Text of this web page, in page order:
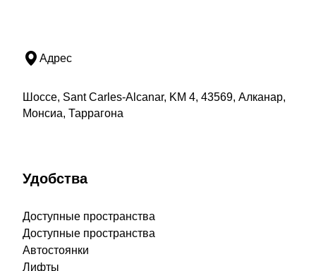
Адрес
Шоссе, Sant Carles-Alcanar, KM 4, 43569, Алканар,
Монсиа, Таррагона
Удобства
Доступные пространства
Доступные пространства
Автостоянки
Лифты